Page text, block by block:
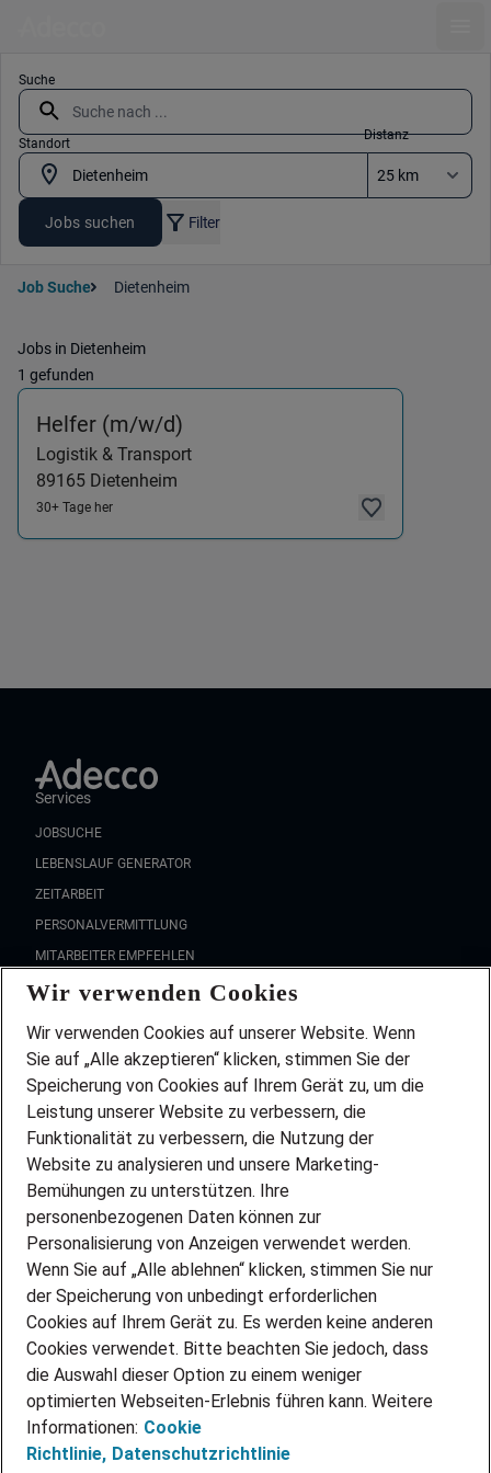
Suche
Standort
Distanz
Jobs suchen Filter
Job Suche Dietenheim
Jobs in Dietenheim
1 gefunden
Helfer (m/w/d)
Logistik & Transport
89165 Dietenheim
30+ Tage her
Services
JOBSUCHE
LEBENSLAUF GENERATOR
ZEITARBEIT
PERSONALVERMITTLUNG
MITARBEITER EMPFEHLEN
FAQ
Wir stellen ein!
DEINE BERUFSGRUPPE
DEINE LEBENSSITUATION
PARTNERSHIP WITH AIRBUS
INITIATIV BEWERBEN
ÜBER UNS
STANDORTE
BLOG
PRESSE
KONTAKT
@Adecco 2026
IMPRESSUM
DATENSCHUTZ
Wir verwenden Cookies
Wir verwenden Cookies auf unserer Website. Wenn
Sie auf „Alle akzeptieren“ klicken, stimmen Sie der
Speicherung von Cookies auf Ihrem Gerät zu, um die
Leistung unserer Website zu verbessern, die
Funktionalität zu verbessern, die Nutzung der
Website zu analysieren und unsere Marketing-
Bemühungen zu unterstützen. Ihre
personenbezogenen Daten können zur
Personalisierung von Anzeigen verwendet werden.
Wenn Sie auf „Alle ablehnen“ klicken, stimmen Sie nur
der Speicherung von unbedingt erforderlichen
Cookies auf Ihrem Gerät zu. Es werden keine anderen
Cookies verwendet. Bitte beachten Sie jedoch, dass
die Auswahl dieser Option zu einem weniger
optimierten Webseiten-Erlebnis führen kann. Weitere
Informationen: Cookie
Richtlinie, Datenschutzrichtlinie